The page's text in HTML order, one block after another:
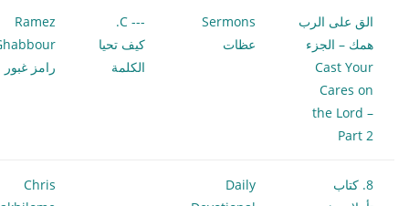
الق على الرب
همك – الجزء
Cast Your
Cares on
the Lord –
Part 2
Sermons
عظات
--- C.
كيف تحيا
الكلمة
Ramez
رامز غبور
8. كتاب
Daily
Chris